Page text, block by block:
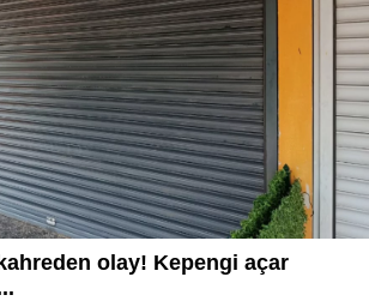
olay! Kepengi açar